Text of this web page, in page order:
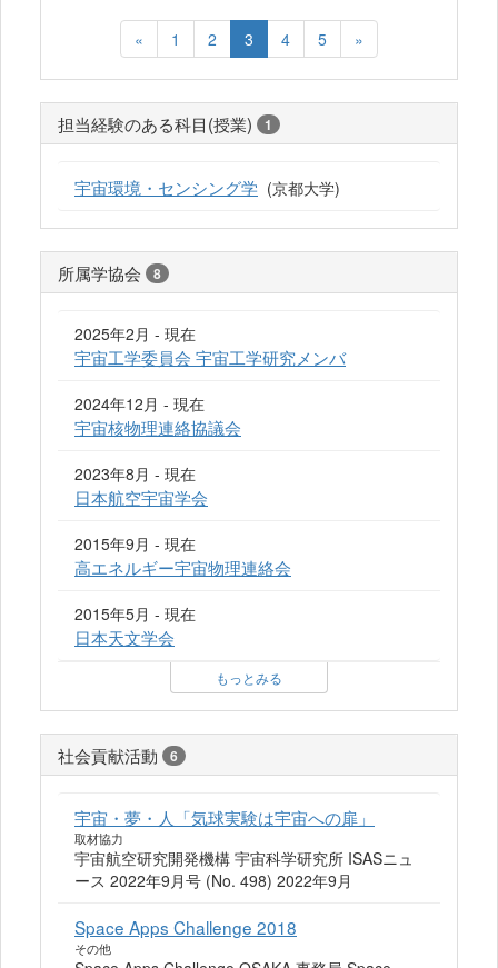
« 1 2 3 4 5 »
担当経験のある科目(授業) 1
宇宙環境・センシング学 (京都大学)
所属学協会 8
2025年2月 - 現在
宇宙工学委員会 宇宙工学研究メンバ
2024年12月 - 現在
宇宙核物理連絡協議会
2023年8月 - 現在
日本航空宇宙学会
2015年9月 - 現在
高エネルギー宇宙物理連絡会
2015年5月 - 現在
日本天文学会
もっとみる
社会貢献活動 6
宇宙・夢・人「気球実験は宇宙への扉」
取材協力
宇宙航空研究開発機構 宇宙科学研究所 ISASニュ
ース 2022年9月号 (No. 498) 2022年9月
Space Apps Challenge 2018
その他